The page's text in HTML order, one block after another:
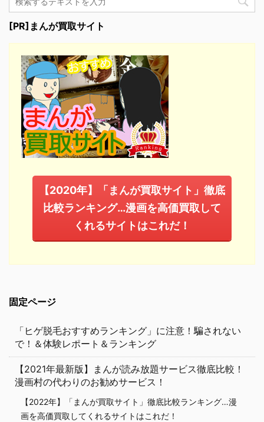
[PR]まんが買取サイト
【2020年】「まんが買取サイト」徹底
比較ランキング…漫画を高価買取して
くれるサイトはこれだ！
固定ページ
「ヒゲ脱毛おすすめランキング」に注意！騙されない
で！＆体験レポート＆ランキング
【2021年最新版】まんが読み放題サービス徹底比較！
漫画村の代わりのお勧めサービス！
【2022年】「まんが買取サイト」徹底比較ランキング…漫
画を高価買取してくれるサイトはこれだ！